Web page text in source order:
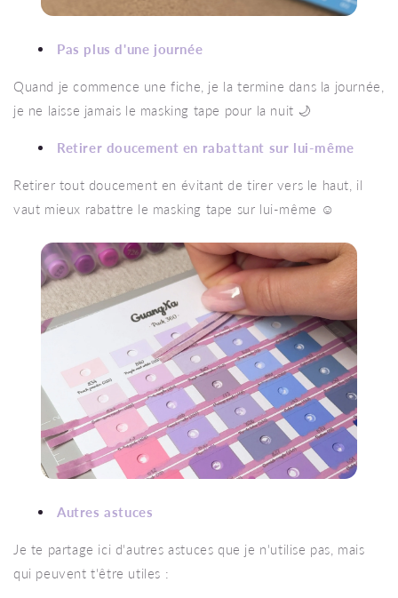
Pas plus d'une journée
Quand je commence une fiche, je la termine dans la journée,
je ne laisse jamais le masking tape pour la nuit 🌙
Retirer doucement en rabattant sur lui-même
Retirer tout doucement en évitant de tirer vers le haut, il
vaut mieux rabattre le masking tape sur lui-même ☺️
Autres astuces
Je te partage ici d'autres astuces que je n'utilise pas, mais
qui peuvent t'être utiles :